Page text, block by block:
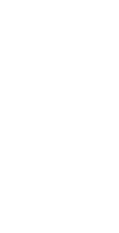
TYÖKALUT